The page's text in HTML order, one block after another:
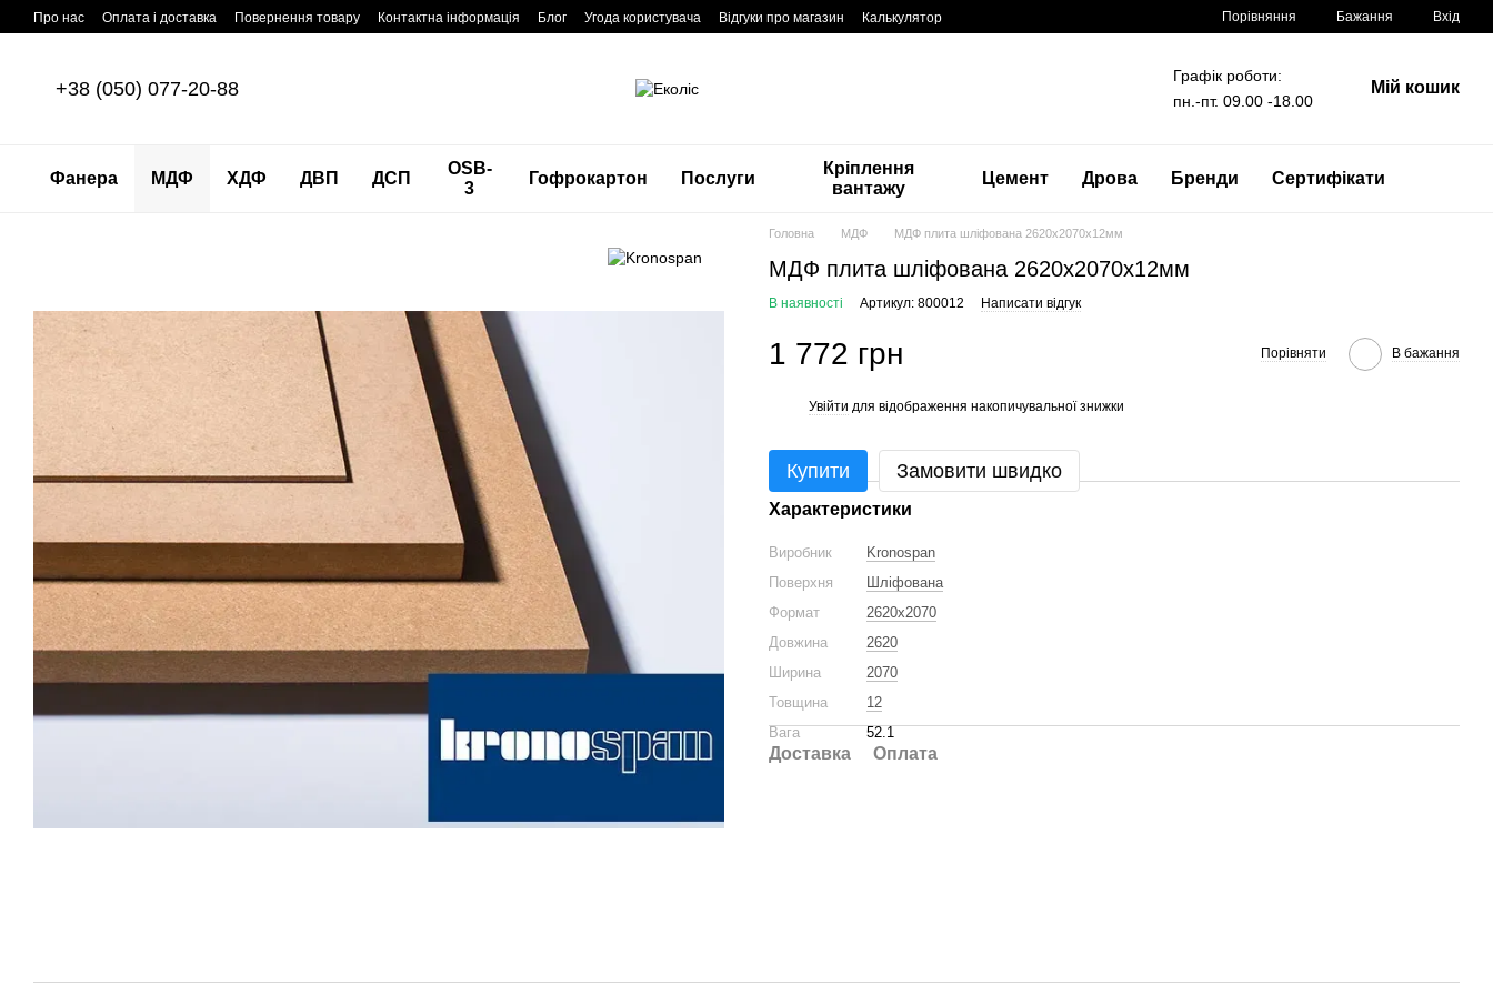
Перейти до основного контенту
Про нас Оплата і доставка Повернення товару Контактна інформація Блог Угода користувача Відгуки про магазин Калькулятор Порівняння Бажання Вхід
+38 (050) 077-20-88
Графік роботи:
пн.-пт. 09.00 -18.00
Мій кошик
Фанера МДФ ХДФ ДВП ДСП
OSB-
3
Гофрокартон Послуги
Кріплення
вантажу
Цемент Дрова Бренди Сертифікати
Головна МДФ МДФ плита шліфована 2620x2070x12мм
МДФ плита шліфована 2620x2070x12мм
В наявності Артикул: 800012 Написати відгук
1 772 грн Порівняти В бажання
Увійти для відображення накопичувальної знижки
Купити Замовити швидко
Характеристики
Виробник
Kronospan
Поверхня
Шліфована
Формат
2620x2070
Довжина
2620
Ширина
2070
Товщина
12
Вага
52.1
Доставка Оплата